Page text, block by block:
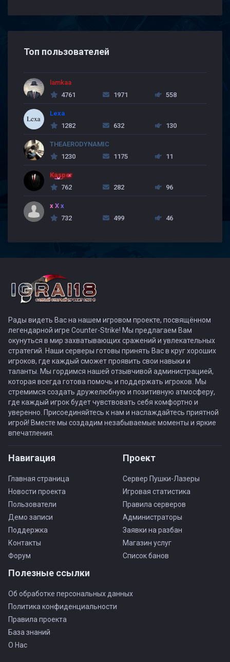
Топ пользователей
lamkaa
4761
1971 558
Lexa
1282
632 130
THEAERODYNAMIC
1230
1175 11
Kasper
762
282 96
x X x
732
499 46
Рады видеть Вас на нашем игровом проекте, посвящённом
легендарной игре Counter-Strike! Мы предлагаем Вам
окунуться в мир захватывающих сражений и увлекательных
стратегий. Наши серверы готовы принять Вас в круг хороших
игроков, где каждый сможет проявить свои навыки и
таланты. Мы гордимся нашей отзывчивой администрацией,
которая всегда готова помочь и поддержать игроков. Мы
стремимся создать дружелюбную и позитивную атмосферу,
где каждый игрок будет чувствовать себя комфортно и
уверенно. Присоединяйтесь к нам и наслаждайтесь приятной
игрой! Вместе мы создадим незабываемые моменты и яркие
впечатления.
Навигация
Главная страница
Новости проекта
Пользователи
Демо записи
Поддержка
Контакты
Форум
Проект
Сервер Пушки-Лазеры
Игровая статистика
Правила серверов
Администраторы
Заявки на разбан
Магазин услуг
Список банов
Полезные ссылки
Об обработке персональных данных
Политика конфиденциальности
Правила проекта
База знаний
О Нас